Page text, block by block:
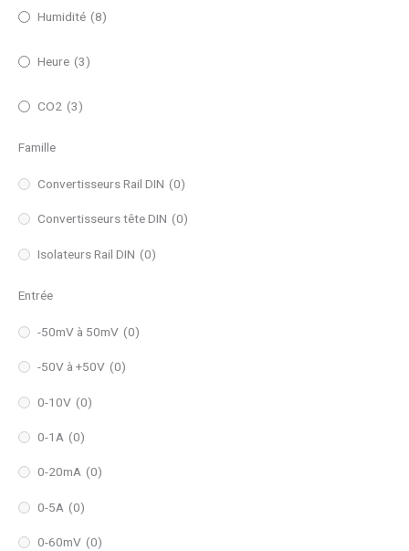
Humidité (8)
Heure (3)
CO2 (3)
Famille
Convertisseurs Rail DIN (0)
Convertisseurs tête DIN (0)
Isolateurs Rail DIN (0)
Entrée
-50mV à 50mV (0)
-50V à +50V (0)
0-10V (0)
0-1A (0)
0-20mA (0)
0-5A (0)
0-60mV (0)